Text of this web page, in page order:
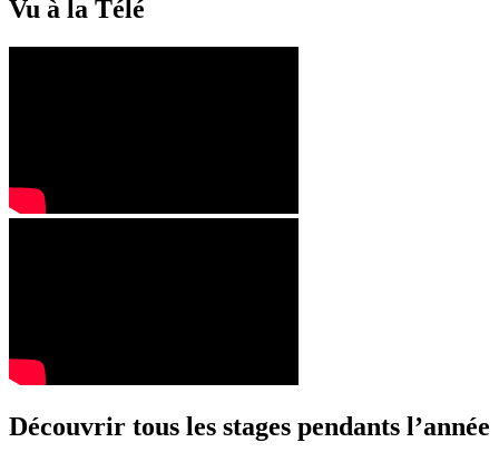
Vu à la Télé
Découvrir tous les stages pendants l’année